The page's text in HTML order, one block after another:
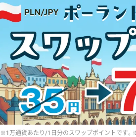
※1万通貨あたり/1日分のスワップポイントです